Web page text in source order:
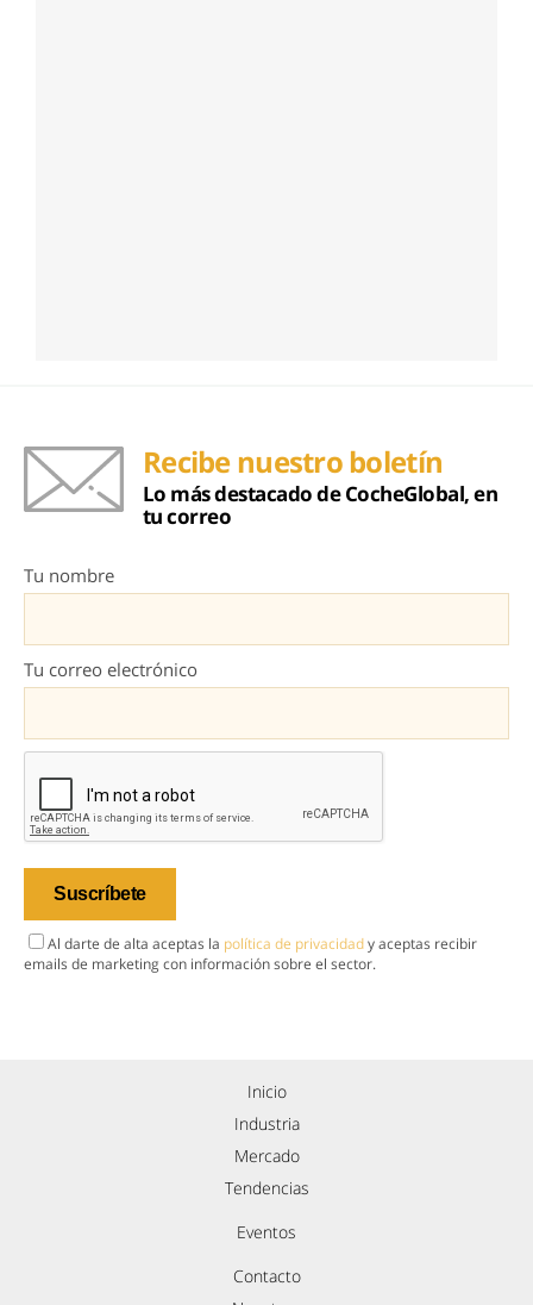
Recibe nuestro boletín
Lo más destacado de CocheGlobal, en
tu correo
Tu nombre
Tu correo electrónico
Al darte de alta aceptas la política de privacidady aceptas recibir
emails de marketing con información sobre el sector.
Inicio
Industria
Mercado
Tendencias
Eventos
Contacto